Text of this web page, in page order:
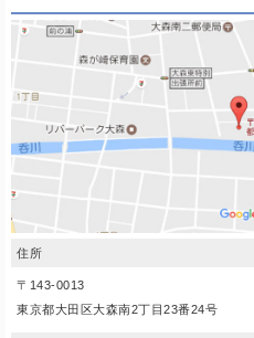
住所
〒143-0013
東京都大田区大森南2丁目23番24号